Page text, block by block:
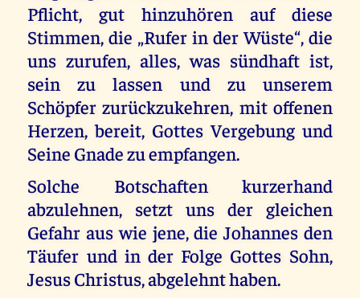
Pflicht, gut hinzuhören auf diese
Stimmen, die „Rufer in der Wüste“, die
uns zurufen, alles, was sündhaft ist,
sein zu lassen und zu unserem
Schöpfer zurückzukehren, mit offenen
Herzen, bereit, Gottes Vergebung und
Seine Gnade zu empfangen.
Solche Botschaften kurzerhand
abzulehnen, setzt uns der gleichen
Gefahr aus wie jene, die Johannes den
Täufer und in der Folge Gottes Sohn,
Jesus Christus, abgelehnt haben.